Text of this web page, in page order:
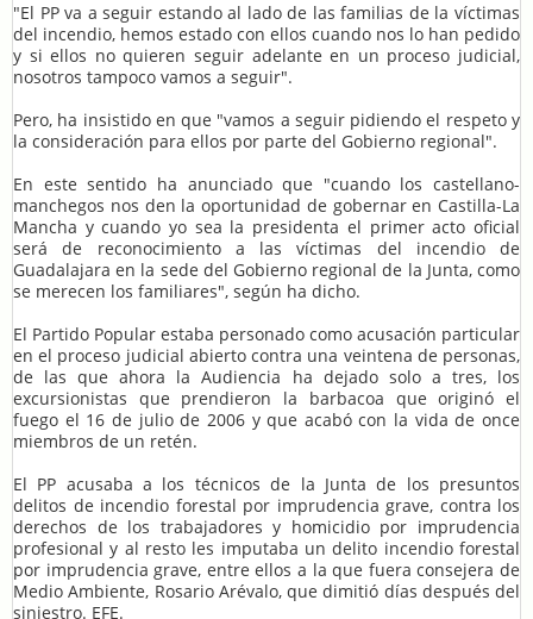
"El PP va a seguir estando al lado de las familias de la víctimas
del incendio, hemos estado con ellos cuando nos lo han pedido
y si ellos no quieren seguir adelante en un proceso judicial,
nosotros tampoco vamos a seguir".
Pero, ha insistido en que "vamos a seguir pidiendo el respeto y
la consideración para ellos por parte del Gobierno regional".
En este sentido ha anunciado que "cuando los castellano-
manchegos nos den la oportunidad de gobernar en Castilla-La
Mancha y cuando yo sea la presidenta el primer acto oficial
será de reconocimiento a las víctimas del incendio de
Guadalajara en la sede del Gobierno regional de la Junta, como
se merecen los familiares", según ha dicho.
El Partido Popular estaba personado como acusación particular
en el proceso judicial abierto contra una veintena de personas,
de las que ahora la Audiencia ha dejado solo a tres, los
excursionistas que prendieron la barbacoa que originó el
fuego el 16 de julio de 2006 y que acabó con la vida de once
miembros de un retén.
El PP acusaba a los técnicos de la Junta de los presuntos
delitos de incendio forestal por imprudencia grave, contra los
derechos de los trabajadores y homicidio por imprudencia
profesional y al resto les imputaba un delito incendio forestal
por imprudencia grave, entre ellos a la que fuera consejera de
Medio Ambiente, Rosario Arévalo, que dimitió días después del
siniestro. EFE.